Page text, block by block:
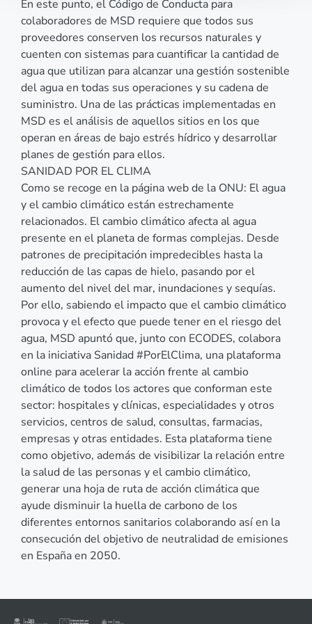
En este punto, el Código de Conducta para
colaboradores de MSD requiere que todos sus
proveedores conserven los recursos naturales y
cuenten con sistemas para cuantificar la cantidad de
agua que utilizan para alcanzar una gestión sostenible
del agua en todas sus operaciones y su cadena de
suministro. Una de las prácticas implementadas en
MSD es el análisis de aquellos sitios en los que
operan en áreas de bajo estrés hídrico y desarrollar
planes de gestión para ellos.
SANIDAD POR EL CLIMA
Como se recoge en la página web de la ONU: El agua
y el cambio climático están estrechamente
relacionados. El cambio climático afecta al agua
presente en el planeta de formas complejas. Desde
patrones de precipitación impredecibles hasta la
reducción de las capas de hielo, pasando por el
aumento del nivel del mar, inundaciones y sequías.
Por ello, sabiendo el impacto que el cambio climático
provoca y el efecto que puede tener en el riesgo del
agua, MSD apuntó que, junto con ECODES, colabora
en la iniciativa Sanidad #PorElClima, una plataforma
online para acelerar la acción frente al cambio
climático de todos los actores que conforman este
sector: hospitales y clínicas, especialidades y otros
servicios, centros de salud, consultas, farmacias,
empresas y otras entidades. Esta plataforma tiene
como objetivo, además de visibilizar la relación entre
la salud de las personas y el cambio climático,
generar una hoja de ruta de acción climática que
ayude disminuir la huella de carbono de los
diferentes entornos sanitarios colaborando así en la
consecución del objetivo de neutralidad de emisiones
en España en 2050.